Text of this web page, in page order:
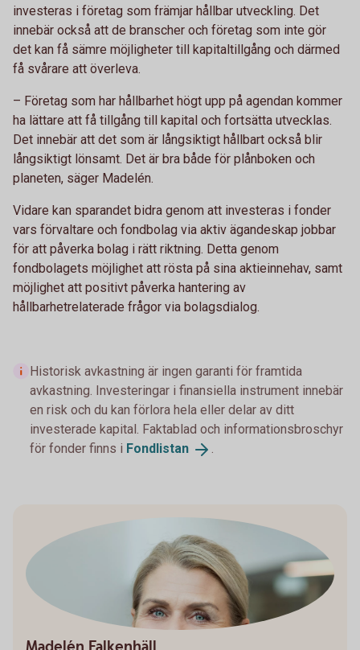
investeras i företag som främjar hållbar utveckling. Det
innebär också att de branscher och företag som inte gör
det kan få sämre möjligheter till kapitaltillgång och därmed
få svårare att överleva.
– Företag som har hållbarhet högt upp på agendan kommer
ha lättare att få tillgång till kapital och fortsätta utvecklas.
Det innebär att det som är långsiktigt hållbart också blir
långsiktigt lönsamt. Det är bra både för plånboken och
planeten, säger Madelén.
Vidare kan sparandet bidra genom att investeras i fonder
vars förvaltare och fondbolag via aktiv ägandeskap jobbar
för att påverka bolag i rätt riktning. Detta genom
fondbolagets möjlighet att rösta på sina aktieinnehav, samt
möjlighet att positivt påverka hantering av
hållbarhetrelaterade frågor via bolagsdialog.
Historisk avkastning är ingen garanti för framtida
avkastning. Investeringar i finansiella instrument innebär
en risk och du kan förlora hela eller delar av ditt
investerade kapital. Faktablad och informationsbroschyr
för fonder finns i Fondlistan .